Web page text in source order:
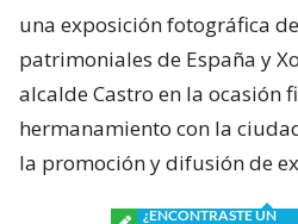
una exposición fotográfica
patrimoniales de España y
alcalde Castro en la ocasión
hermanamiento con la
la promoción y difusión de
¿ENCONTRASTE UN